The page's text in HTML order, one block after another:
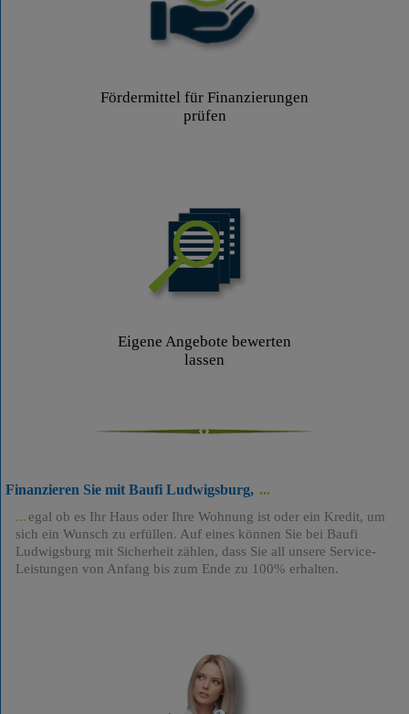
Fördermittel für Finanzierungen
prüfen
Eigene Angebote bewerten
lassen
Finanzieren Sie mit Baufi Ludwigsburg,
egal ob es Ihr Haus oder Ihre Wohnung ist oder ein Kredit, um
sich ein Wunsch zu erfüllen. Auf eines können Sie bei Baufi
Ludwigsburg mit Sicherheit zählen, dass Sie all unsere Service-
Leistungen von Anfang bis zum Ende zu 100% erhalten.